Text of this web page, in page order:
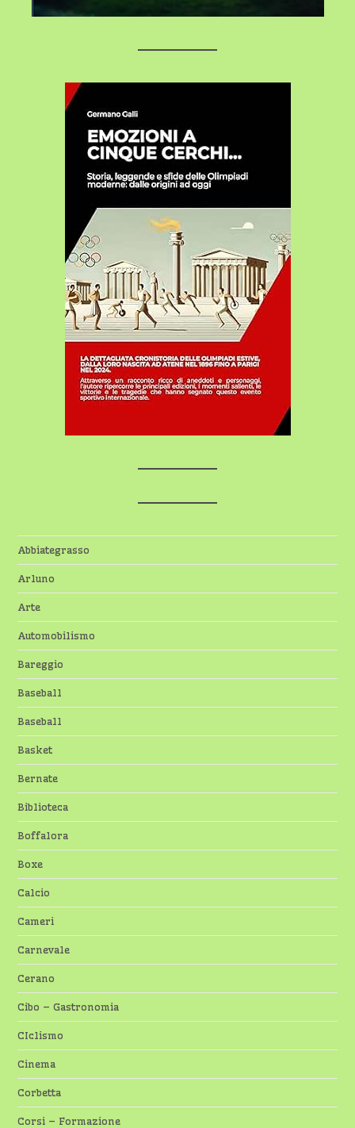
Abbiategrasso
Arluno
Arte
Automobilismo
Bareggio
Baseball
Baseball
Basket
Bernate
Biblioteca
Boffalora
Boxe
Calcio
Cameri
Carnevale
Cerano
Cibo – Gastronomia
CIclismo
Cinema
Corbetta
Corsi – Formazione